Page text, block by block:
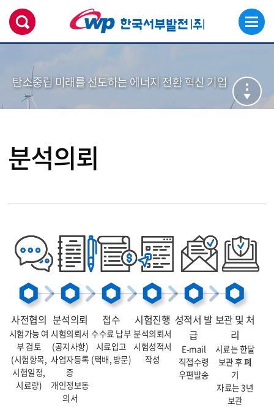
탄소중립 미래를 선도하는 에너지 전환 혁신 기업
분석의뢰
사전협의
시험가능 여
부 검토
(시험항목,
시험일정,
시료량)
분석의뢰
시험의뢰서
(공지사항)
사업자등록
증
개인정보동
의서
접수
수수료 납부
시료입고
(택배, 방문)
시험진행
분석의뢰서
시험성적서
작성
성적서 발
급
E-mail
직접수령
우편발송
보관 및 처
리
시료는 한달
보관 후 폐
기
자료는 3년
보관